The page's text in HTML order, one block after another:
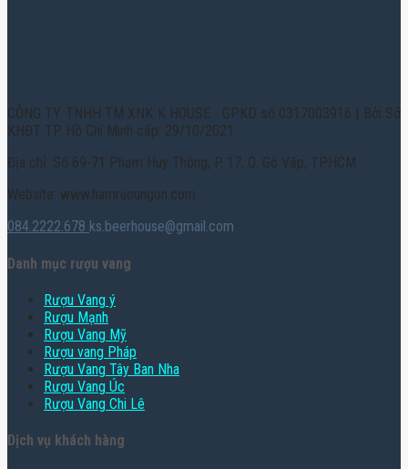
CÔNG TY TNHH TM XNK K HOUSE - GPKD số 0317003916 | Bởi Sở
KHĐT TP. Hồ Chí Minh cấp: 29/10/2021
Địa chỉ: Số 69-71 Phạm Huy Thông, P. 17, Q. Gò Vấp, TPHCM
Website: www.hamruoungon.com
084.2222.678 ks.beerhouse@gmail.com
Danh mục rượu vang
Rượu Vang ý
Rượu Mạnh
Rượu Vang Mỹ
Rượu vang Pháp
Rượu Vang Tây Ban Nha
Rượu Vang Úc
Rượu Vang Chi Lê
Dịch vụ khách hàng